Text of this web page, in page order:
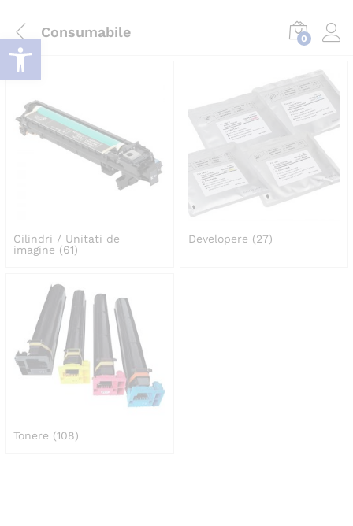
Consumabile 0
Cilindri / Unitati de
imagine (61)
Developere (27)
Tonere (108)
Deschide bara de unelte